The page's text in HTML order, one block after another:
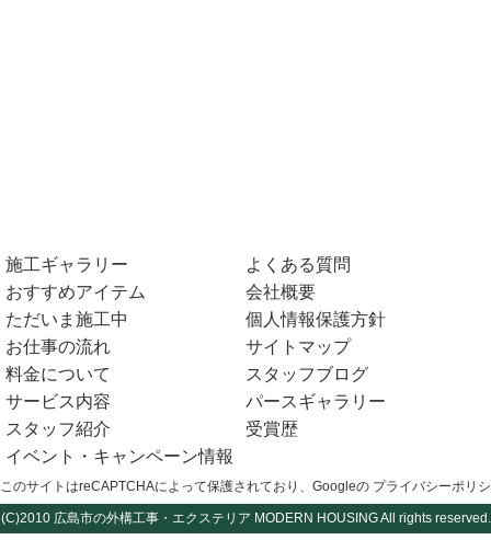
施工ギャラリー
おすすめアイテム
ただいま施工中
お仕事の流れ
料金について
サービス内容
スタッフ紹介
イベント・キャンペーン情報
よくある質問
会社概要
個人情報保護方針
サイトマップ
スタッフブログ
パースギャラリー
受賞歴
このサイトはreCAPTCHAによって保護されており、Googleの プライバシーポリ
(C)2010 広島市の外構工事・エクステリア MODERN HOUSING All rights reserved.